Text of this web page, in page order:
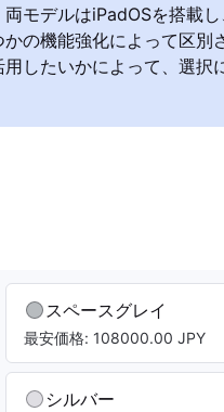
モデルはiPadOSを搭載
の機能強化によって区別
したいかによって、選択
スペースグレイ
最安価格: 108000.00 JPY
シルバー